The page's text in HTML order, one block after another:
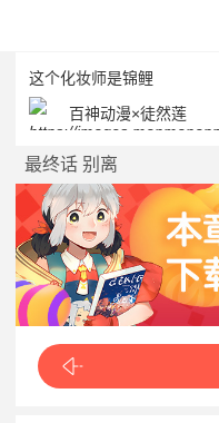
这个化妆师是锦鲤
百神动漫×徒然莲
最终话 别离